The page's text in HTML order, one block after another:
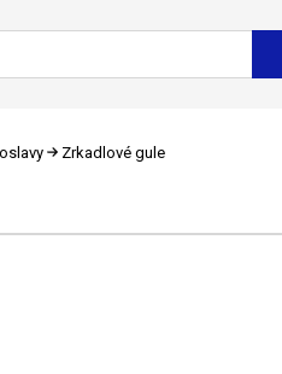
Zrkadlové gule